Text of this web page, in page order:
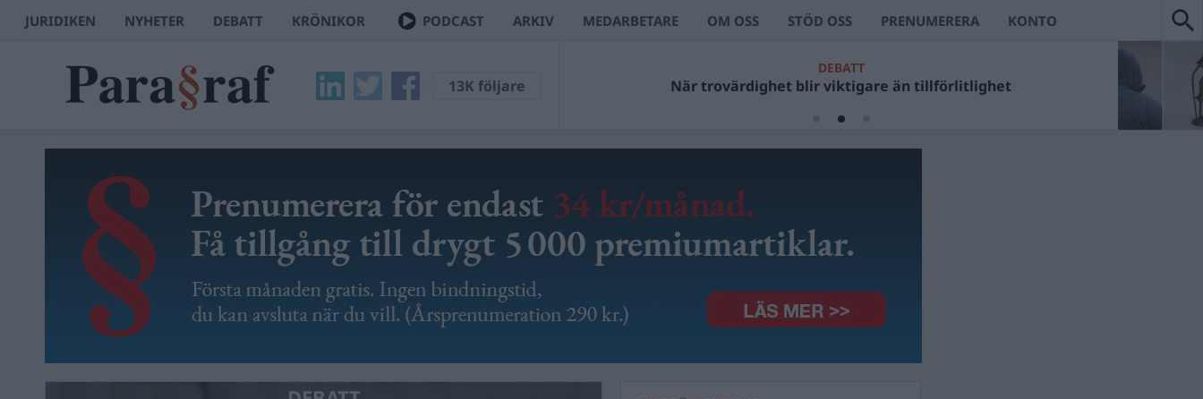
JURIDIKEN NYHETER DEBATT KRÖNIKOR PODCAST ARKIV MEDARBETARE OM OSS STÖD OSS PRENUMERERA KONTO
13K följare
DEBATT
När trovärdighet blir viktigare än tillförlitlighet